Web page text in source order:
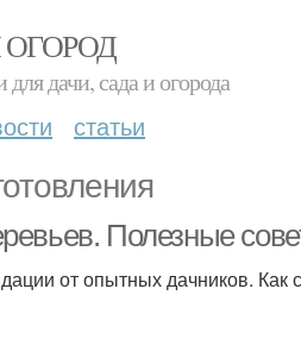
дачи, сада и огорода
статьи
Полезные
от опытных дачников. Как